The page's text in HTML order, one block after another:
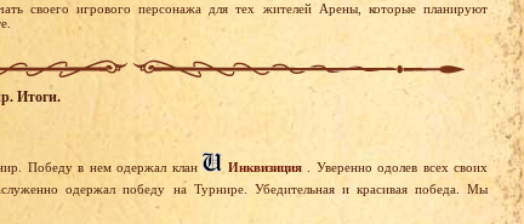
своего игрового персонажа для тех жителей Арены, которые планируют
Итоги.
Победу в нем одержал клан Инквизиция. Уверенно одолев всех своих
одержал победу на Турнире. Убедительная и красивая победа. Мы